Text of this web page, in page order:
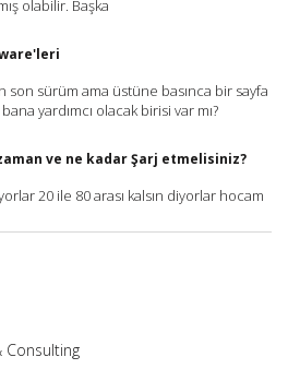
olabilir. Başka
sürüm ama üstüne basınca bir sayfa
yardımcı olacak birisi var mı?
ve ne kadar Şarj etmelisiniz?
20 ile 80 arası kalsın diyorlar hocam
Consulting